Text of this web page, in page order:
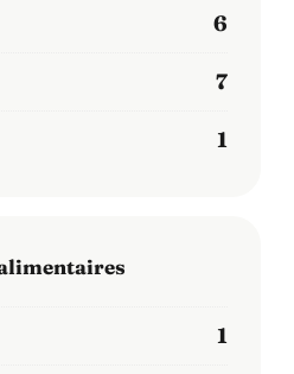
6
7
1
1